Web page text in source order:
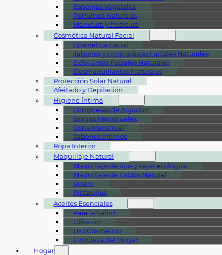
Esponjas Vegetales
Perfumes Naturales
Manicura y Pedicura
Cosmética Natural Facial
Cosmética Facial
Jabones y Limpiadores Faciales Naturales
Exfoliantes Faciales Naturales
Desmaquillantes Naturales
Protección Solar Natural
Afeitado y Depilación
Higiene Íntima
Compresas de Algodón
Bragas Menstruales
Copa Menstrual
Jabones Íntimos
Ropa Interior
Maquillaje Natural
Maquillaje de ojos y cejas ecológico
Maquillaje de Labios Natural
Rostro
Pintauñas
Aceites Esenciales
Para la Salud
Difusión
Uso Cosmético
Limpieza del Hogar
Hogar